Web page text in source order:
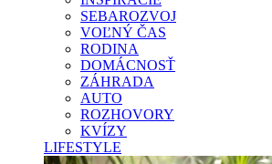
SEBAROZVOJ
VOĽNÝ ČAS
RODINA
DOMÁCNOSŤ
ZÁHRADA
AUTO
ROZHOVORY
KVÍZY
LIFESTYLE